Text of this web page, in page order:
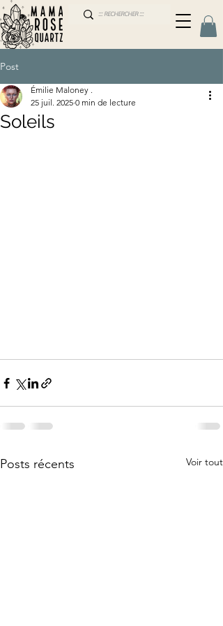
Post
Soleils
Émilie Maloney .
25 juil. 2025 0 min de lecture
Posts récents Voir tout